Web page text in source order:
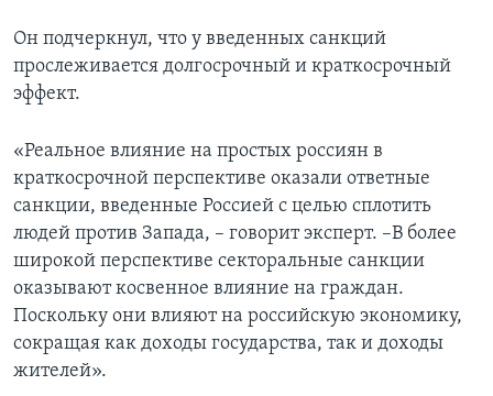
Он подчеркнул, что у введенных санкций
прослеживается долгосрочный и краткосрочный
эффект.
«Реальное влияние на простых россиян в
краткосрочной перспективе оказали ответные
санкции, введенные Россией с целью сплотить
людей против Запада, – говорит эксперт. –В более
широкой перспективе секторальные санкции
оказывают косвенное влияние на граждан.
Поскольку они влияют на российскую экономику,
сокращая как доходы государства, так и доходы
жителей».